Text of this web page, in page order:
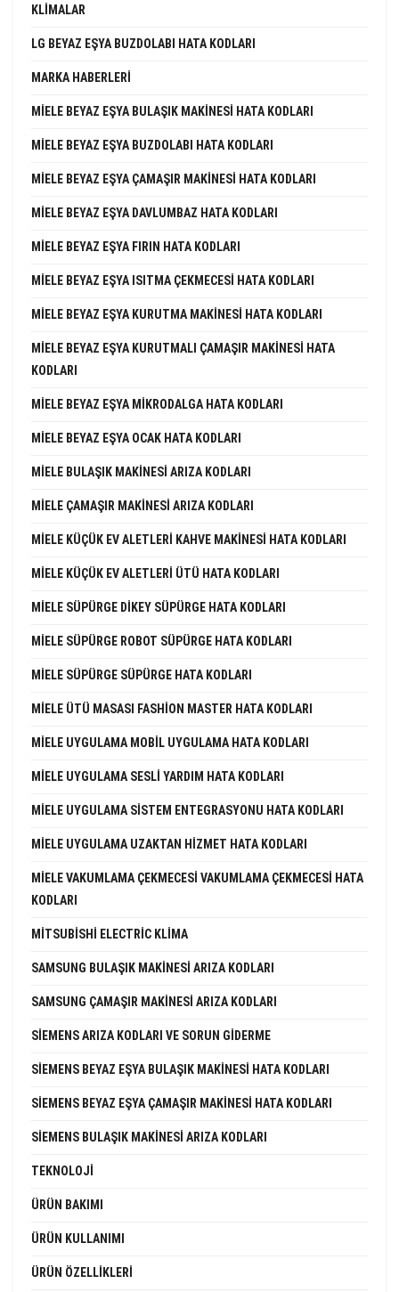
KLIMALAR
LG BEYAZ EŞYA BUZDOLABI HATA KODLARI
MARKA HABERLERI
MIELE BEYAZ EŞYA BULAŞIK MAKINESI HATA KODLARI
MIELE BEYAZ EŞYA BUZDOLABI HATA KODLARI
MIELE BEYAZ EŞYA ÇAMAŞIR MAKINESI HATA KODLARI
MIELE BEYAZ EŞYA DAVLUMBAZ HATA KODLARI
MIELE BEYAZ EŞYA FIRIN HATA KODLARI
MIELE BEYAZ EŞYA ISITMA ÇEKMECESI HATA KODLARI
MIELE BEYAZ EŞYA KURUTMA MAKINESI HATA KODLARI
MIELE BEYAZ EŞYA KURUTMALI ÇAMAŞIR MAKINESI HATA
KODLARI
MIELE BEYAZ EŞYA MIKRODALGA HATA KODLARI
MIELE BEYAZ EŞYA OCAK HATA KODLARI
MIELE BULAŞIK MAKINESI ARIZA KODLARI
MIELE ÇAMAŞIR MAKINESI ARIZA KODLARI
MIELE KÜÇÜK EV ALETLERI KAHVE MAKINESI HATA KODLARI
MIELE KÜÇÜK EV ALETLERI ÜTÜ HATA KODLARI
MIELE SÜPÜRGE DIKEY SÜPÜRGE HATA KODLARI
MIELE SÜPÜRGE ROBOT SÜPÜRGE HATA KODLARI
MIELE SÜPÜRGE SÜPÜRGE HATA KODLARI
MIELE ÜTÜ MASASI FASHION MASTER HATA KODLARI
MIELE UYGULAMA MOBIL UYGULAMA HATA KODLARI
MIELE UYGULAMA SESLI YARDIM HATA KODLARI
MIELE UYGULAMA SISTEM ENTEGRASYONU HATA KODLARI
MIELE UYGULAMA UZAKTAN HIZMET HATA KODLARI
MIELE VAKUMLAMA ÇEKMECESI VAKUMLAMA ÇEKMECESI HATA
KODLARI
MITSUBISHI ELECTRIC KLIMA
SAMSUNG BULAŞIK MAKINESI ARIZA KODLARI
SAMSUNG ÇAMAŞIR MAKINESI ARIZA KODLARI
SIEMENS ARIZA KODLARI VE SORUN GIDERME
SIEMENS BEYAZ EŞYA BULAŞIK MAKINESI HATA KODLARI
SIEMENS BEYAZ EŞYA ÇAMAŞIR MAKINESI HATA KODLARI
SIEMENS BULAŞIK MAKINESI ARIZA KODLARI
TEKNOLOJI
ÜRÜN BAKIMI
ÜRÜN KULLANIMI
ÜRÜN ÖZELLIKLERI